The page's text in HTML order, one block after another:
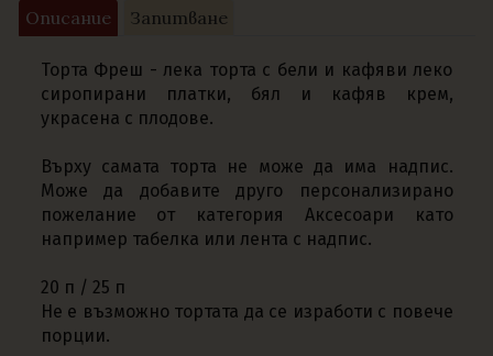
Описание Запитване
Торта Фреш - лека торта с бели и кафяви леко
сиропирани платки, бял и кафяв крем,
украсена с плодове.
Върху самата торта не може да има надпис.
Може да добавите друго персонализирано
пожелание от категория Аксесоари като
например табелка или лента с надпис.
20 п / 25 п
Не е възможно тортата да се изработи с повече
порции.